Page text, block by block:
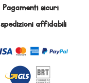
Pagamenti sicuri
spedizioni affidabili